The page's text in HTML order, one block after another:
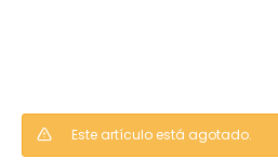
Este artículo está agotado.